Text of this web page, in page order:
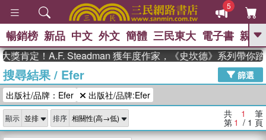
5
GO
高希均教授回憶錄
、 The Odyssey 、 父親節 、 如果歷
史是一群喵
獎 臺灣漫遊錄 、 方念華 、 台灣的李
登輝時代
數學女孩：黎曼猜想 、
偉大的迷走神經
暢銷榜 新品 中文 外文 簡體 三民東大 電子書 親子
獎肯定！A.F. Steadman 獲年度作家，《史坎德》系列帶你
搜尋結果/ Efer
篩選
出版社/品牌：Efer
出版社/品牌:Efer
顯示 排序 共 1 筆
第 1 / 1 頁